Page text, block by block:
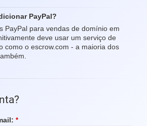
PayPal?
PayPal para vendas de domínio em
deve usar um serviço de
como o escrow.com - a maioria dos